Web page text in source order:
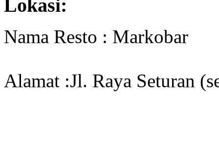
Lokasi:
Nama Resto : Markobar
Alamat :Jl. Raya Seturan